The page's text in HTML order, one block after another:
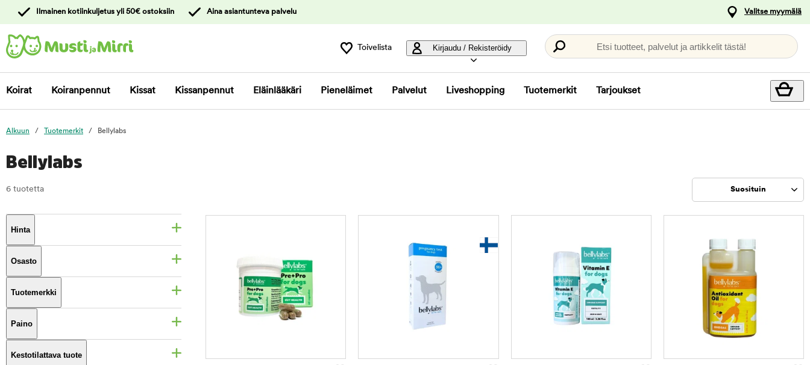
asiakaspalveluun
Ilmainen kotiinkuljetus yli 50€ ostoksiin Aina asiantunteva palvelu Valitse myymälä
Toivelista Kirjaudu / Rekisteröidy Etsi tuotteet, palvelut ja artikkelit tästä!
Koirat Koiranpennut Kissat Kissanpennut Eläinlääkäri Pieneläimet Palvelut Liveshopping Tuotemerkit Tarjoukset
Alkuun Tuotemerkit Bellylabs
Bellylabs
6 tuotetta
Hinta
Osasto
Tuotemerkki
Paino
Kestotilattava tuote
Suosituin